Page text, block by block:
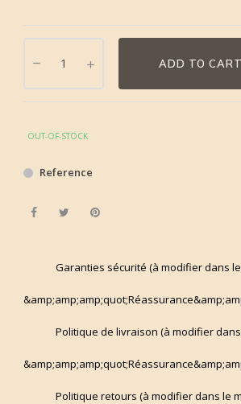
ADD TO CART
OUT-OF-STOCK
Reference
Share Tweet
Garanties sécurité (à modifier dans
Politique de livraison (à modifier
Politique retours (à modifier dans le